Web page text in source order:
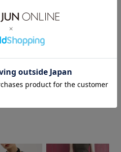
ださいね🙂‍↕️🤍. jadorejunonline
#adametrope #アダムエロペ #ガ
コットン
ナチュラル ベルト
と見る